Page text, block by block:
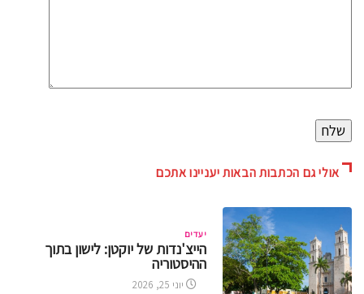
אולי גם הכתבות הבאות יעניינו אתכם
יעדים
הייצ'נדות של יוקטן: לישון בתוך
ההיסטוריה
יוני 25, 2026